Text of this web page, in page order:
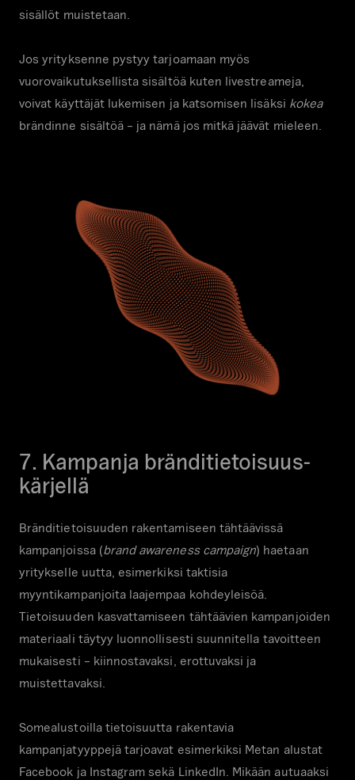
sisällöt muistetaan.
Jos yrityksenne pystyy tarjoamaan myös
vuorovaikutuksellista sisältöä kuten livestreameja,
voivat käyttäjät lukemisen ja katsomisen lisäksi kokea
brändinne sisältöä – ja nämä jos mitkä jäävät mieleen.
7. Kampanja bränditietoisuus-
kärjellä
Bränditietoisuuden rakentamiseen tähtäävissä
kampanjoissa (brand awareness campaign) haetaan
yritykselle uutta, esimerkiksi taktisia
myyntikampanjoita laajempaa kohdeyleisöä.
Tietoisuuden kasvattamiseen tähtäävien kampanjoiden
materiaali täytyy luonnollisesti suunnitella tavoitteen
mukaisesti – kiinnostavaksi, erottuvaksi ja
muistettavaksi.
Somealustoilla tietoisuutta rakentavia
kampanjatyyppejä tarjoavat esimerkiksi Metan alustat
Facebook ja Instagram sekä LinkedIn. Mikään autuaaksi